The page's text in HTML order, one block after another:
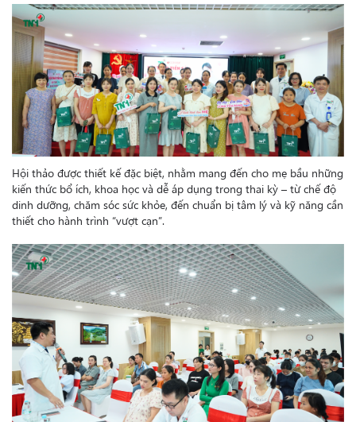
Hội thảo được thiết kế đặc biệt, nhằm mang đến cho mẹ bầu những
kiến thức bổ ích, khoa học và dễ áp dụng trong thai kỳ – từ chế độ
dinh dưỡng, chăm sóc sức khỏe, đến chuẩn bị tâm lý và kỹ năng cần
thiết cho hành trình “vượt cạn”.